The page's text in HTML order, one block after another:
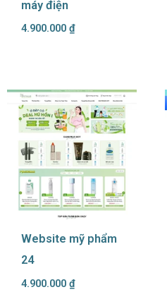
máy điện
4.900.000 ₫
Website mỹ phẩm
24
4.900.000 ₫